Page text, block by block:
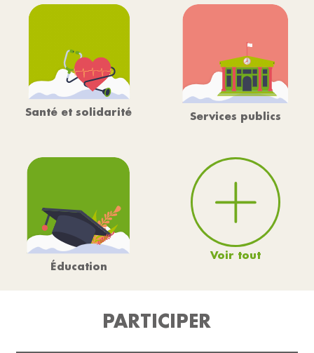
Santé et solidarité Services publics
Éducation
Voir tout
PARTICIPER